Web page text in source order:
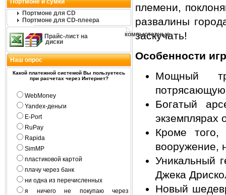
Портмоне и сумки
Портмоне для CD
Портмоне для CD-плеера
Прайс-лист на
компьютерные
диски
Наш опрос
Какой платежной системой Вы пользуетесь
при расчетах через Интернет?
WebMoney
Yandex-деньги
E-Port
RuPay
Rapida
SimMP
пластиковой картой
плачу через банк
ни одна из перечисленных
я ничего не покупаю через
племени,
развалины
заскучать!
Особенности
Мощный
Богатый
экземплярах
Кроме того,
вооружение,
Уникальный
Джека
Новый